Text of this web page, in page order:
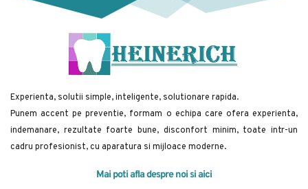
Experienta, solutii simple, inteligente, solutionare rapida.
Punem accent pe preventie, formam o echipa care ofera experienta,
indemanare, rezultate foarte bune, disconfort minim, toate intr-un
cadru profesionist, cu aparatura si mijloace moderne.
Mai poti afla despre noi si aici